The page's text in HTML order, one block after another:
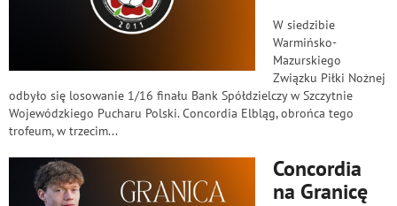
W siedzibie
Warmińsko-
Mazurskiego
Związku Piłki Nożnej
odbyło się losowanie 1/16 finału Bank Spółdzielczy w Szczytnie
Wojewódzkiego Pucharu Polski. Concordia Elbląg, obrońca tego
trofeum, w trzecim...
Concordia
na Granicę